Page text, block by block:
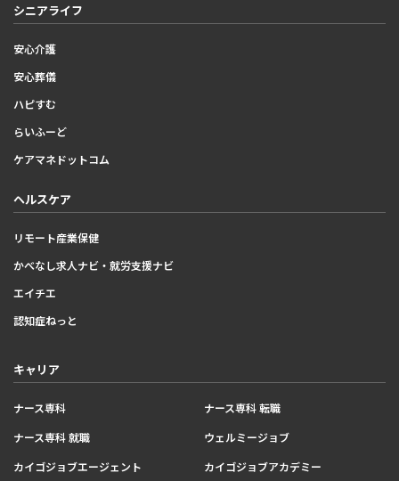
シニアライフ
安心介護
安心葬儀
ハピすむ
らいふーど
ケアマネドットコム
ヘルスケア
リモート産業保健
かべなし求人ナビ・就労支援ナビ
エイチエ
認知症ねっと
キャリア
ナース専科
ナース専科 転職
ナース専科 就職
ウェルミージョブ
カイゴジョブエージェント
カイゴジョブアカデミー